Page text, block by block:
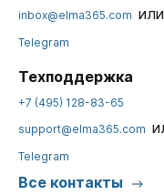
inbox@elma365.com или
Telegram
Техподдержка
+7 (495) 128-83-65
support@elma365.com
Telegram
Все контакты